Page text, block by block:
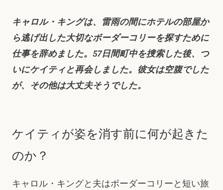
キャロル・キングは、雷雨の間にホテルの部屋か
ら逃げ出した大切なボーダーコリーを探すために
仕事を辞めました。57日間町中を捜索した後、つ
いにケイティと再会しました。彼女は空腹でした
が、その他は大丈夫そうでした。
ケイティが姿を消す前に何が起きた
のか？
キャロル・キングと夫はボーダーコリーと短い旅